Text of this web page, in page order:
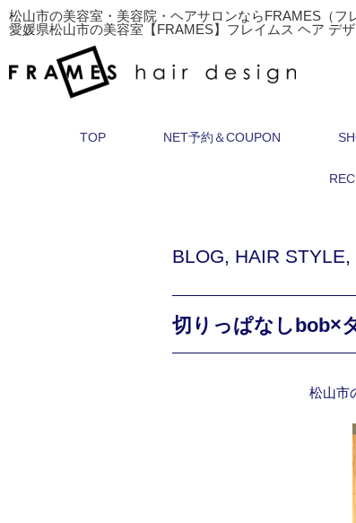
松山市の美容室・美容院・ヘアサロンならFRAMES（フ
愛媛県松山市の美容室【FRAMES】フレイムス ヘア デ
TOP NET予約＆COUPON
BLOG, HAIR STYLE,
切りっぱなしbob×
松山市